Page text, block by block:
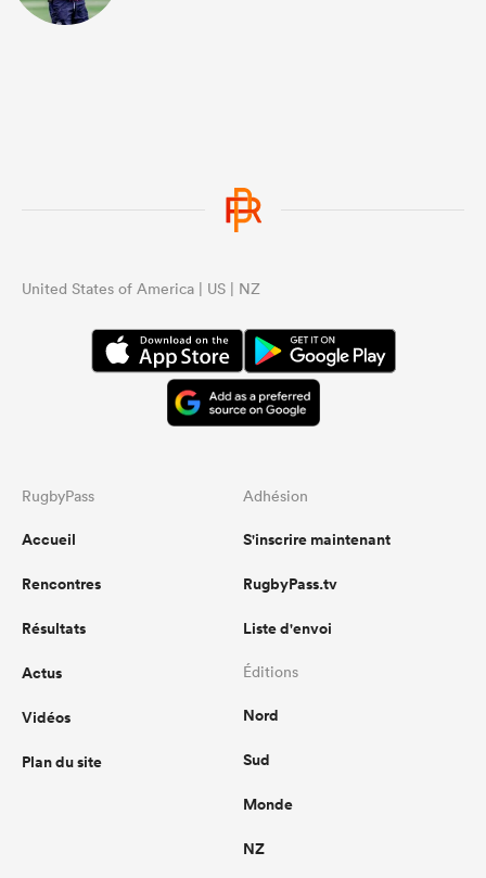
United States of America | US | NZ
RugbyPass
Accueil
Rencontres
Résultats
Actus
Vidéos
Plan du site
Adhésion
S'inscrire maintenant
RugbyPass.tv
Liste d'envoi
Éditions
Nord
Sud
Monde
NZ